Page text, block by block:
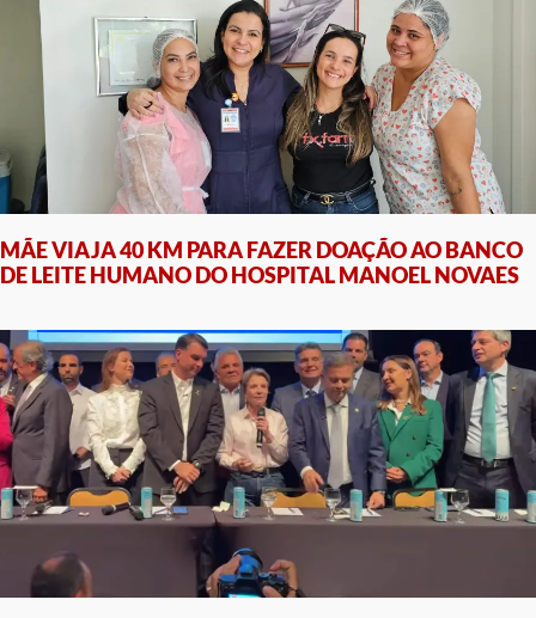
MÃE VIAJA 40 KM PARA FAZER DOAÇÃO AO BANCO
DE LEITE HUMANO DO HOSPITAL MANOEL NOVAES